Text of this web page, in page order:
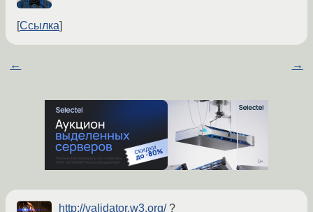
Ссылка
← →
http://validator.w3.org/?